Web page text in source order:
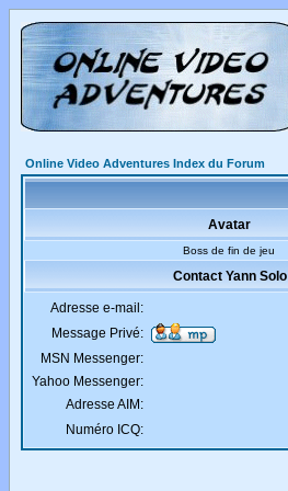
Online Video Adventures Index du Forum
Avatar
Boss de fin de jeu
Contact Yann Solo
Adresse e-mail:
Message Privé:
MSN Messenger:
Yahoo Messenger:
Adresse AIM:
Numéro ICQ: